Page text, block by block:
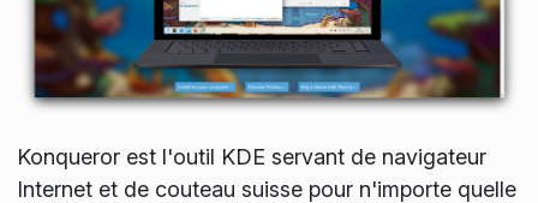
Konqueror est l'outil KDE servant de navigateur
Internet et de couteau suisse pour n'importe quelle